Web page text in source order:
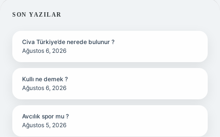
SIDEBAR
SON YAZILAR
Civa Türkiye’de nerede bulunur ?
Ağustos 6, 2026
Kullı ne demek ?
Ağustos 6, 2026
Avcılık spor mu ?
Ağustos 5, 2026